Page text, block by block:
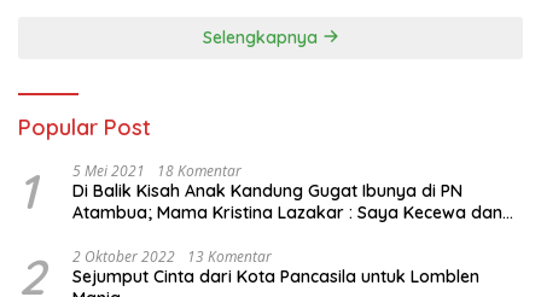
Selengkapnya
Popular Post
1 5 Mei 2021 18 Komentar
Di Balik Kisah Anak Kandung Gugat Ibunya di PN
Atambua; Mama Kristina Lazakar : Saya Kecewa dan
2 2 Oktober 2022 13 Komentar
Sejumput Cinta dari Kota Pancasila untuk Lomblen